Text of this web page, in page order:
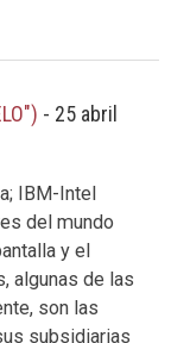
- 25 abril
IBM-Intel
del mundo
y el
algunas de las
son las
subsidiarias